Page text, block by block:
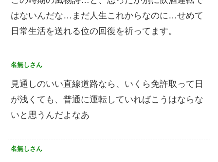
はないんだな…まだ人生これからなのに…せめて
日常生活を送れる位の回復を祈ってます。
名無しさん
見通しのいい直線道路なら、いくら免許取って日
が浅くても、普通に運転していればこうはならな
いと思うんだよなあ
名無しさん